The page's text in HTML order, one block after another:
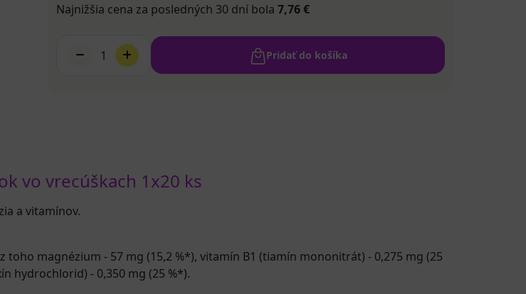
Najnižšia cena za posledných 30 dní bola 7,76 €
1 Pridať do košíka
vo vrecúškach 1x20 ks
a vitamínov.
magnézium - 57 mg (15,2 %*), vitamín B1 (tiamín mononitrát) - 0,275 mg (25
hydrochlorid) - 0,350 mg (25 %*).